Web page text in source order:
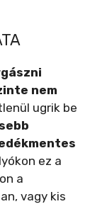
nem
ugrik be
ez a
a
vagy kis